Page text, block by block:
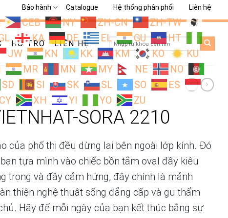
Bảo hành Catalogue Hệ thống phân phối Liên hệ
CEB NY ZH-CN
ZH-TW
KA DE EL GU
HT
JW KN KK KM KO
KU
MR MN MY NE
NO
SD SI SK SL SO
ES
CY XH YI YO ZU
HỖ TRỢ LIÊN HỆ
Search
for:
SORA 2210
của phố thị đều dừng lại bên ngoài lớp kính. Đó
tựa mình vào chiếc bồn tắm oval đầy kiêu
trọng và đầy cảm hứng, đây chính là mảnh
thiện nghệ thuật sống đẳng cấp và gu thẩm
Hãy để mỗi ngày của bạn kết thúc bằng sự